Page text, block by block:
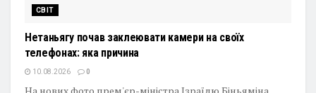
СВІТ
Нетаньягу почав заклеювати камери на своїх
телефонах: яка причина
10.08.2026 0